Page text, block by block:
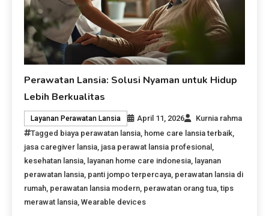
Perawatan Lansia: Solusi Nyaman untuk Hidup
Lebih Berkualitas
Layanan Perawatan Lansia April 11, 2026
Kurnia rahma
Tagged biaya perawatan lansia home care lansia terbaik
jasa caregiver lansia jasa perawat lansia profesional
kesehatan lansia layanan home care indonesia layanan
perawatan lansia panti jompo terpercaya perawatan lansia di
rumah perawatan lansia modern perawatan orang tua ,tips
merawat lansia ,Wearable devices